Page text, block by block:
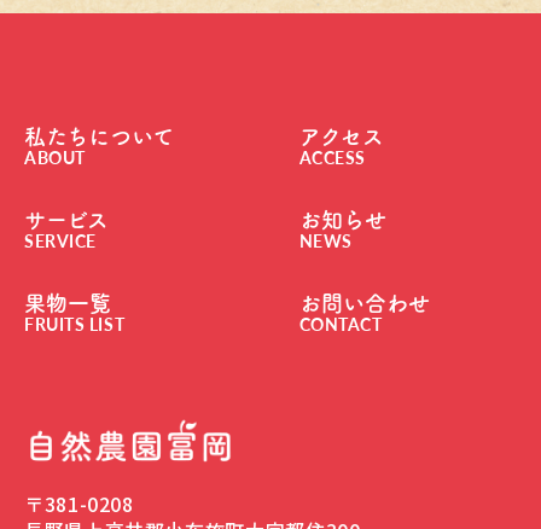
私たちについて
ABOUT
アクセス
ACCESS
サービス
SERVICE
お知らせ
NEWS
果物一覧
FRUITS LIST
お問い合わせ
CONTACT
〒381-0208